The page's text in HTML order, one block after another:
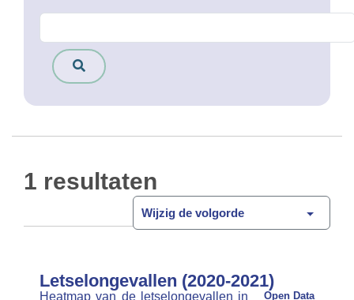
1 resultaten
Wijzig de volgorde
Letselongevallen (2020-2021)
Open Data
Heatmap van de letselongevallen in
met lichamelijk letsel …